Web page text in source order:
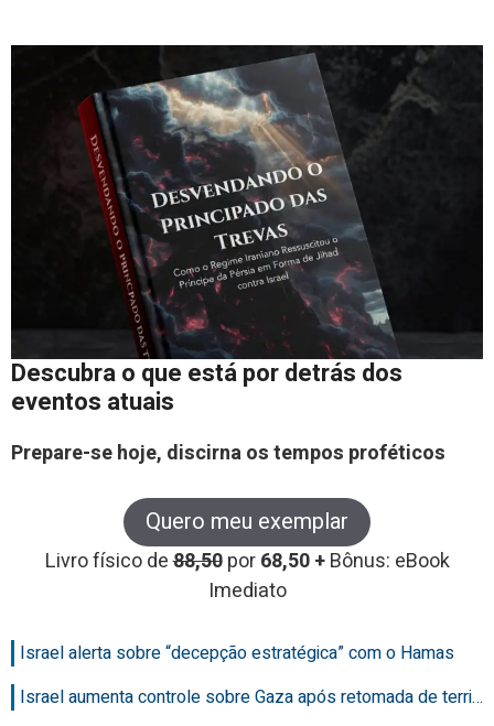
Descubra o que está por detrás dos
eventos atuais
Prepare-se hoje, discirna os tempos proféticos
Quero meu exemplar
Livro físico de88,50 por68,50 +Bônus: eBook
Imediato
Israel alerta sobre “decepção estratégica” com o Hamas
Israel aumenta controle sobre Gaza após retomada de terri…